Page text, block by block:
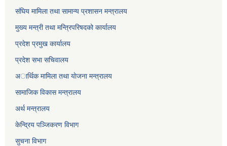
संघिय मामिला तथा सामान्य प्रशासन मन्त्रालय
मुख्य मन्त्री तथा मन्त्रिपरिषदको कार्यालय
प्रदेश प्रमुख कार्यालय
प्रदेश सभा सचिवालय
अार्थिक मामिला तथा याेजना मन्त्रालय
सामाजिक विकास मन्त्रालय
अर्थ मन्त्रालय
केन्द्रिय पञ्जिकरण विभाग
सुचना विभाग